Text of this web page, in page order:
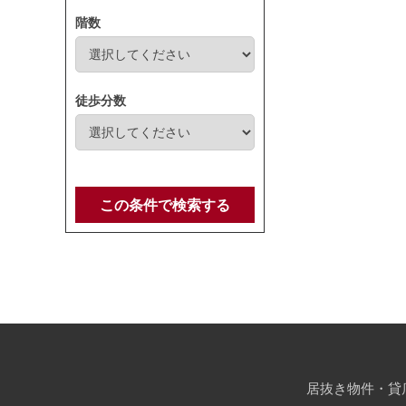
階数
徒歩分数
この条件で検索する
居抜き物件・貸